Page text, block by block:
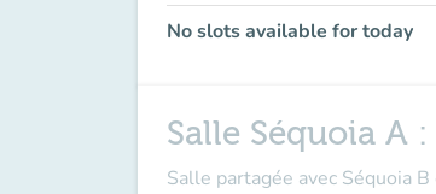
No slots available for today
Salle Séquoia A
Salle partagée avec Séquoia